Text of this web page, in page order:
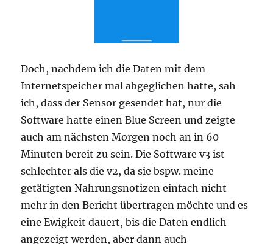
Doch, nachdem ich die Daten mit dem
Internetspeicher mal abgeglichen hatte, sah
ich, dass der Sensor gesendet hat, nur die
Software hatte einen Blue Screen und zeigte
auch am nächsten Morgen noch an in 60
Minuten bereit zu sein. Die Software v3 ist
schlechter als die v2, da sie bspw. meine
getätigten Nahrungsnotizen einfach nicht
mehr in den Bericht übertragen möchte und es
eine Ewigkeit dauert, bis die Daten endlich
angezeigt werden, aber dann auch